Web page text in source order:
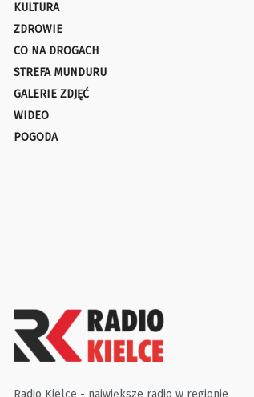
KULTURA
ZDROWIE
CO NA DROGACH
STREFA MUNDURU
GALERIE ZDJĘĆ
WIDEO
POGODA